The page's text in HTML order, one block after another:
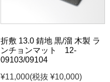
折敷 13.0 錆地 黒/溜 木製 ラ
ンチョンマット 12-
09103/09104
¥11,000(税抜 ¥10,000)